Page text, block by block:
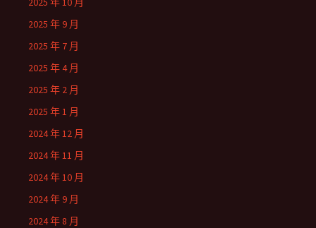
2025 年 9 月
2025 年 7 月
2025 年 4 月
2025 年 2 月
2025 年 1 月
2024 年 12 月
2024 年 11 月
2024 年 10 月
2024 年 9 月
2024 年 8 月